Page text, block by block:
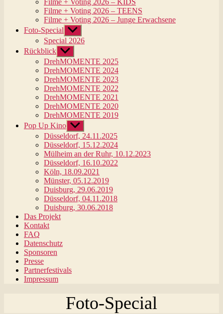
Filme + Voting 2026 – KIDS
Filme + Voting 2026 – TEENS
Filme + Voting 2026 – Junge Erwachsene
Foto-Special Untermenü
anzeigen
Special 2026
Rückblick Untermenü
anzeigen
DrehMOMENTE 2025
DrehMOMENTE 2024
DrehMOMENTE 2023
DrehMOMENTE 2022
DrehMOMENTE 2021
DrehMOMENTE 2020
DrehMOMENTE 2019
Pop Up Kino Untermenü
anzeigen
Düsseldorf, 24.11.2025
Düsseldorf, 15.12.2024
Mülheim an der Ruhr, 10.12.2023
Düsseldorf, 16.10.2022
Köln, 18.09.2021
Münster, 05.12.2019
Duisburg, 29.06.2019
Düsseldorf, 04.11.2018
Duisburg, 30.06.2018
Das Projekt
Kontakt
FAQ
Datenschutz
Sponsoren
Presse
Partnerfestivals
Impressum
Foto-Special